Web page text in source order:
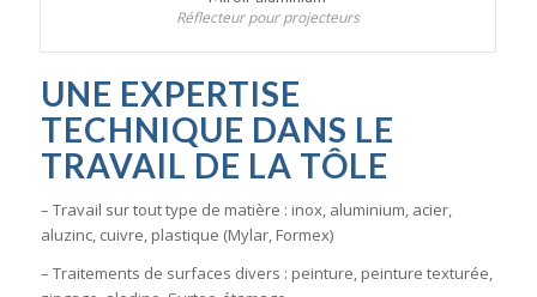
Réflecteur pour projecteurs
UNE EXPERTISE
TECHNIQUE DANS LE
TRAVAIL DE LA TÔLE
– Travail sur tout type de matière : inox, aluminium, acier,
aluzinc, cuivre, plastique (Mylar, Formex)
– Traitements de surfaces divers : peinture, peinture texturée,